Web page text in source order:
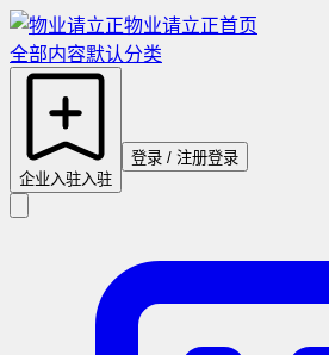
物业请立正首页
全部内容默认分类
企业入驻入驻
登录 / 注册登录